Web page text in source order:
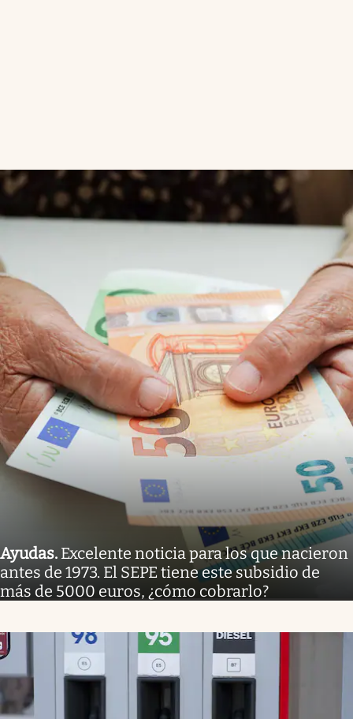
Ayudas. Excelente noticia para los que nacieron
antes de 1973. El SEPE tiene este subsidio de
más de 5000 euros, ¿cómo cobrarlo?